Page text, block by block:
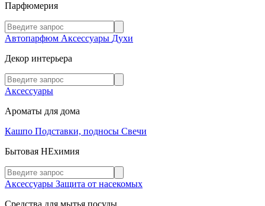
Парфюмерия
Автопарфюм Аксессуары Духи
Декор интерьера
Аксессуары
Ароматы для дома
Кашпо Подставки, подносы Свечи
Бытовая НЕхимия
Аксессуары Защита от насекомых
Средства для мытья посуды